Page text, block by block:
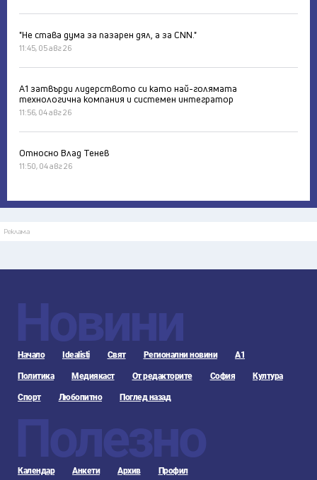
"Не става дума за пазарен дял, а за CNN."
11:45, 05 авг 26
А1 затвърди лидерството си като най-голямата
технологична компания и системен интегратор
11:56, 04 авг 26
Относно Влад Тенев
11:50, 04 авг 26
Реклама
Новини
Начало Idealisti Свят Регионални новини А1
Политика Медиякаст От редакторите София Култура
Спорт Любопитно Поглед назад
Полезно
Календар Анкети Архив Профил